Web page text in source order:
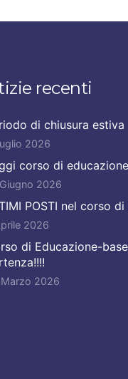
recenti
di chiusura estiva
2026
corso di
2026
POSTI nel corso
2026
di Educazione-
2026